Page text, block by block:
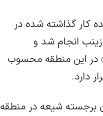
کار گذاشته شده در
انجام شد و
در این منطقه محسوب
دارد.
برجسته شیعه در منطقه